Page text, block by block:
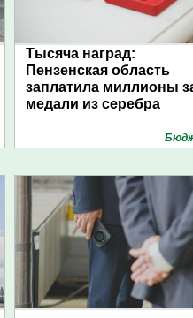
Тысяча наград:
Пензенская область
заплатила миллионы
медали из серебра